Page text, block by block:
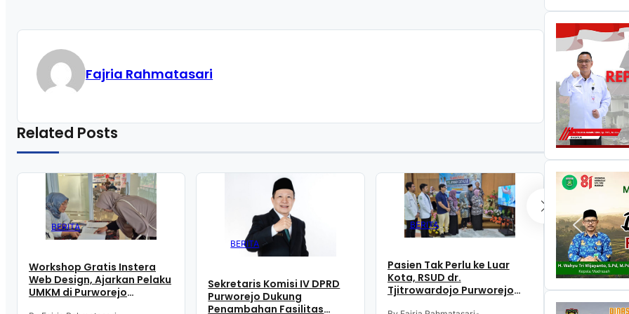
Fajria Rahmatasari
Related Posts
BERITA
Workshop Gratis Instera
Web Design, Ajarkan Pelaku
UMKM di Purworejo
BERITA
Sekretaris Komisi IV DPRD
Purworejo Dukung
Penambahan Fasilitas
BERITA
Pasien Tak Perlu ke Luar
Kota, RSUD dr.
Tjitrowardojo Purworejo
BERITA
Dukung
KAI Daop 5
Pemkab